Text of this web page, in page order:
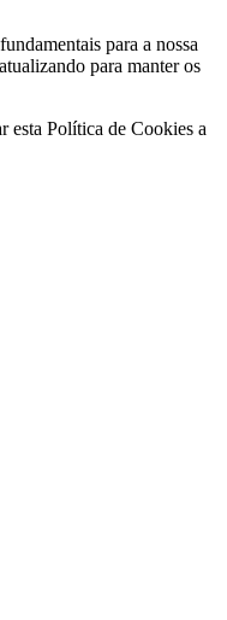
para a nossa
para manter os
esta Política de Cookies a